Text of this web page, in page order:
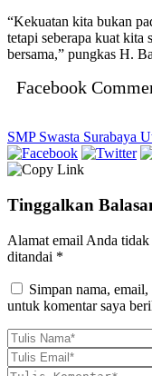
“Kekuatan kita bukan
tetapi seberapa kuat kita
bersama,” pungkas H.
Facebook
SMP Swasta Surabaya
Tinggalkan
Alamat email Anda
ditandai *
Simpan nama,
untuk komentar saya